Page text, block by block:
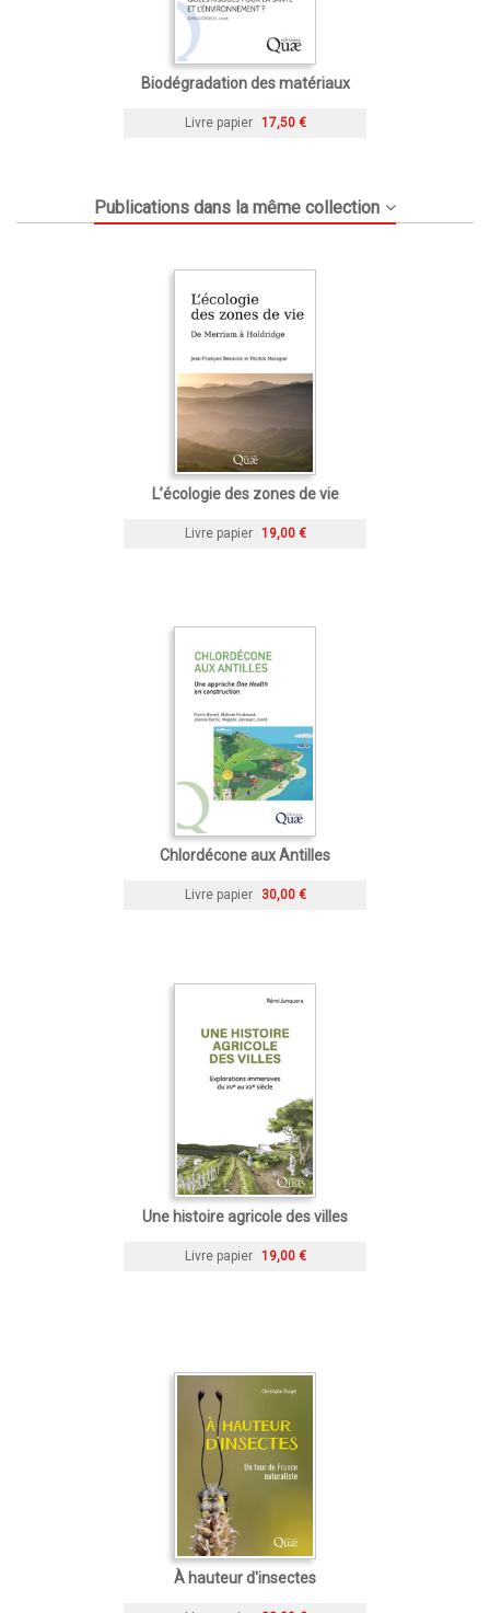
Biodégradation des matériaux
Livre papier 17,50 €
Publications dans la même collection
L’écologie des zones de vie
Livre papier 19,00 €
Chlordécone aux Antilles
Livre papier 30,00 €
Une histoire agricole des villes
Livre papier 19,00 €
À hauteur d'insectes